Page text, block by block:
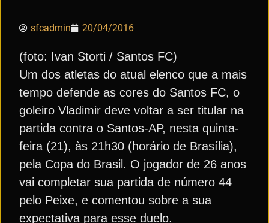
sfcadmin 20/04/2016
(foto: Ivan Storti / Santos FC)
Um dos atletas do atual elenco que a mais
tempo defende as cores do Santos FC, o
goleiro Vladimir deve voltar a ser titular na
partida contra o Santos-AP, nesta quinta-
feira (21), às 21h30 (horário de Brasília),
pela Copa do Brasil. O jogador de 26 anos
vai completar sua partida de número 44
pelo Peixe, e comentou sobre a sua
expectativa para esse duelo.